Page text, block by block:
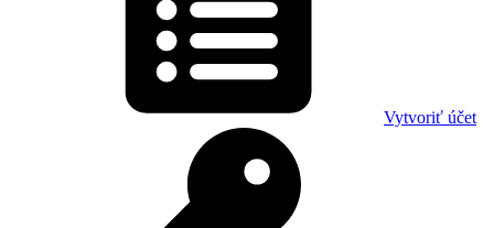
Vytvoriť účet